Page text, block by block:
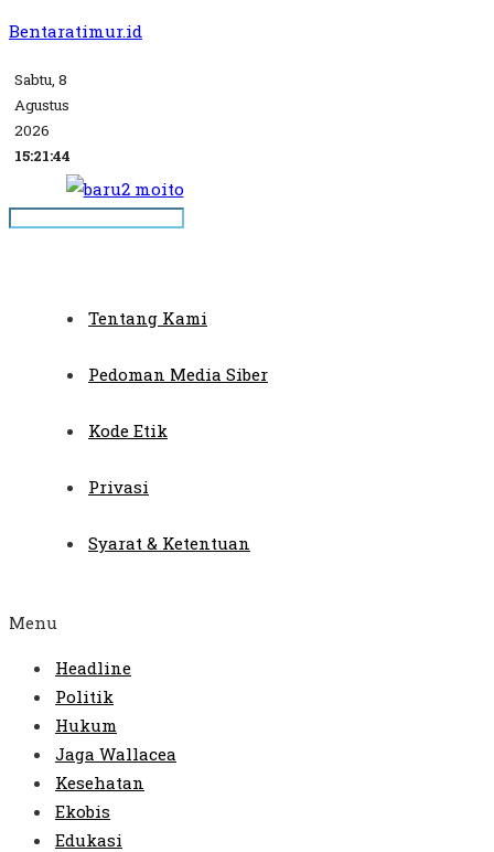
Bentaratimur.id
Sabtu, 8
Agustus
2026
15:21:45
Tentang Kami
Pedoman Media Siber
Kode Etik
Privasi
Syarat & Ketentuan
Menu
Headline
Politik
Hukum
Jaga Wallacea
Kesehatan
Ekobis
Edukasi